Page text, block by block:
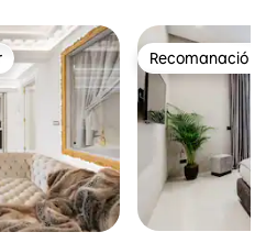
Recomanació
Recomanació